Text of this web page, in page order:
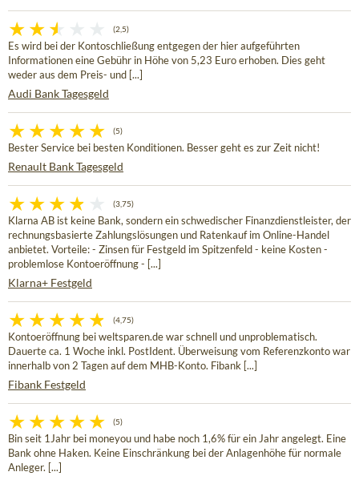
(2,5)
Es wird bei der Kontoschließung entgegen der hier aufgeführten
Informationen eine Gebühr in Höhe von 5,23 Euro erhoben. Dies geht
weder aus dem Preis- und [...]
Audi Bank Tagesgeld
(5)
Bester Service bei besten Konditionen. Besser geht es zur Zeit nicht!
Renault Bank Tagesgeld
(3,75)
Klarna AB ist keine Bank, sondern ein schwedischer Finanzdienstleister, der
rechnungsbasierte Zahlungslösungen und Ratenkauf im Online-Handel
anbietet. Vorteile: - Zinsen für Festgeld im Spitzenfeld - keine Kosten -
problemlose Kontoeröffnung - [...]
Klarna+ Festgeld
(4,75)
Kontoeröffnung bei weltsparen.de war schnell und unproblematisch.
Dauerte ca. 1 Woche inkl. PostIdent. Überweisung vom Referenzkonto war
innerhalb von 2 Tagen auf dem MHB-Konto. Fibank [...]
Fibank Festgeld
(5)
Bin seit 1Jahr bei moneyou und habe noch 1,6% für ein Jahr angelegt. Eine
Bank ohne Haken. Keine Einschränkung bei der Anlagenhöhe für normale
Anleger. [...]